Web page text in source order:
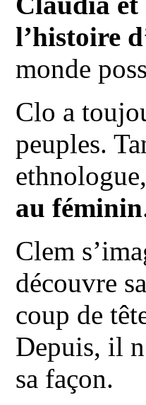
l’histoire
monde
Clo a
peuples.
au féminin
Clem
découvre
coup de
Depuis, il
sa façon.